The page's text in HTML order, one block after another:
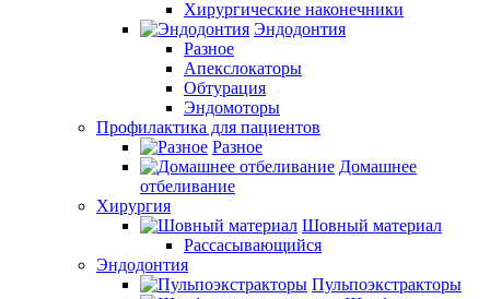
Хирургические наконечники
Эндодонтия
Разное
Апекслокаторы
Обтурация
Эндомоторы
Профилактика для пациентов
Разное
Домашнее
отбеливание
Хирургия
Шовный материал
Рассасывающийся
Эндодонтия
Пульпоэкстракторы